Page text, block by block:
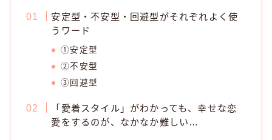
安定型・不安型・回避型がそれぞれよく使
うワード
①安定型
②不安型
③回避型
「愛着スタイル」がわかっても、幸せな恋
愛をするのが、なかなか難しい…